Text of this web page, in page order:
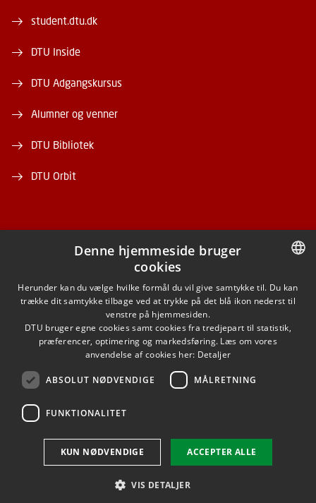
student.dtu.dk
DTU Inside
DTU Adgangskursus
Alumner og venner
DTU Bibliotek
DTU Orbit
FACEBOOK
INSTAGRAM
LINKEDIN
YOUTUBE
Tilgængelighedserklæring
DANISH
ENGLISH
Denne hjemmeside bruger
cookies
Herunder kan du vælge hvilke formål du vil give samtykke til. Du kan
trække dit samtykke tilbage ved at trykke på det blå ikon nederst til
venstre på hjemmesiden.
DTU bruger egne cookies samt cookies fra tredjepart til statistik,
præferencer, optimering og markedsføring. Læs om vores
anvendelse af cookies her: Detaljer
ABSOLUT NØDVENDIGE MÅLRETNING
FUNKTIONALITET
ACCEPTER ALLE
KUN NØDVENDIGE
VIS DETALJER